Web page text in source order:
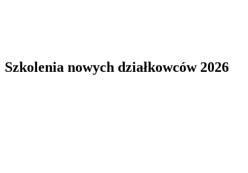
Szkolenia nowych działkowców 2026